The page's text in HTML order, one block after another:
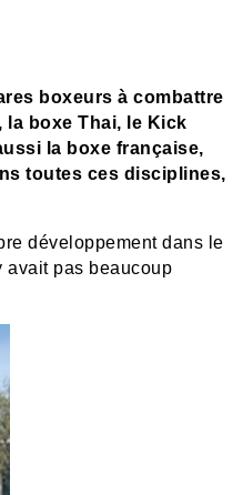
boxeurs à combattre
boxe Thai, le Kick
la boxe française,
toutes ces disciplines,
développement dans le
avait pas beaucoup